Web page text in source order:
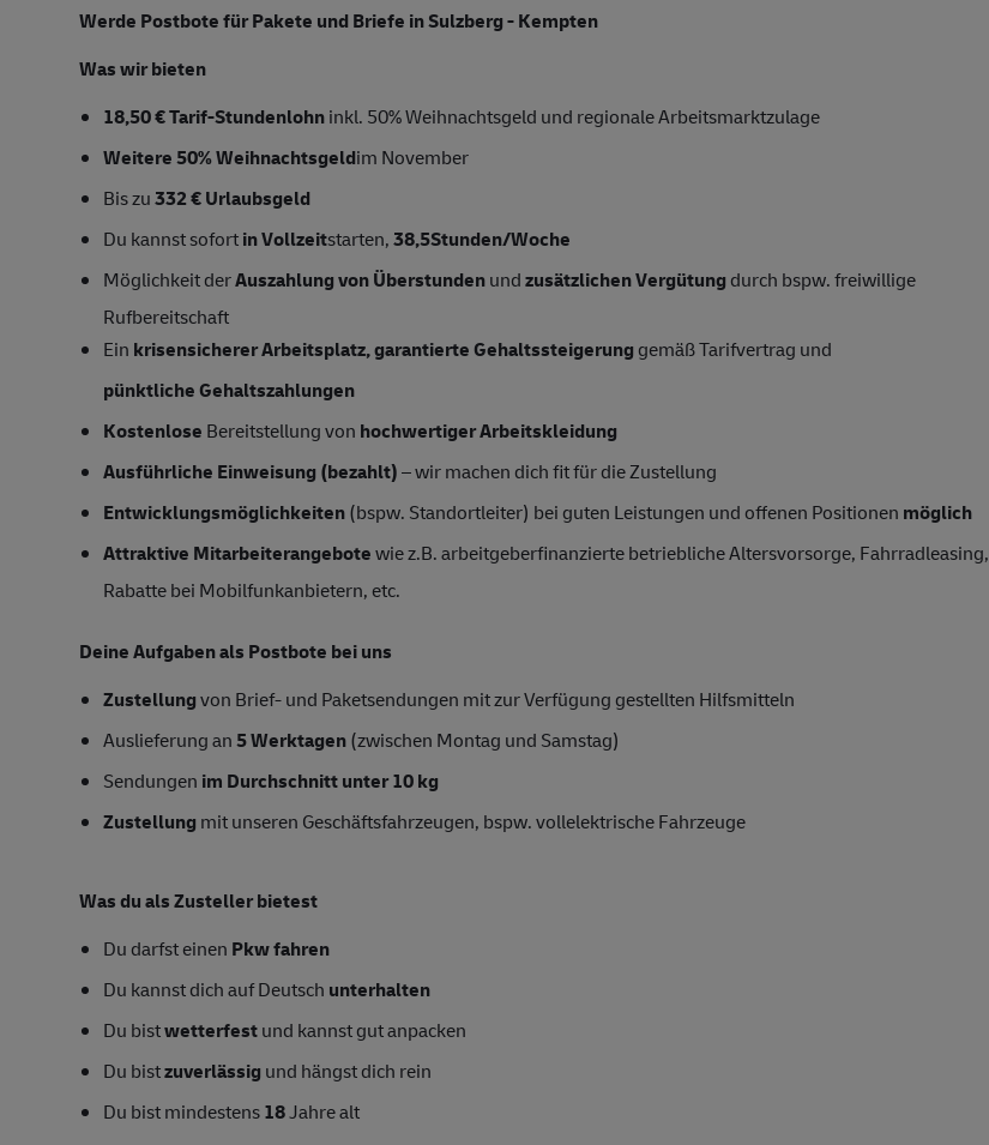
Werde Postbote für Pakete und Briefe in Sulzberg - Kempten
Was wir bieten
18,50 € Tarif-Stundenlohninkl. 50% Weihnachtsgeld und regionale Arbeitsmarktzulage
Weitere 50% Weihnachtsgeldim November
Bis zu332 € Urlaubsgeld
Du kannst sofortin Vollzeitstarten,38,5Stunden/Woche
Möglichkeit derAuszahlung von Überstundenundzusätzlichen Vergütung durch bspw. freiwillige
Rufbereitschaft
Ein krisensicherer Arbeitsplatz, garantierte Gehaltssteigerung gemäß Tarifvertrag und
pünktliche Gehaltszahlungen
Kostenlose Bereitstellung von hochwertiger Arbeitskleidung
Ausführliche Einweisung (bezahlt)– wir machen dich fit für die Zustellung
Entwicklungsmöglichkeiten(bspw. Standortleiter) bei guten Leistungen und offenen Positionen möglich
Attraktive Mitarbeiterangebotewie z.B. arbeitgeberfinanzierte betriebliche Altersvorsorge, Fahrradleasing,
Rabatte bei Mobilfunkanbietern, etc.
Deine Aufgaben als Postbote bei uns
Zustellungvon Brief- und Paketsendungen mit zur Verfügung gestellten Hilfsmitteln
Auslieferung an5 Werktagen(zwischen Montag und Samstag)
Sendungen im Durchschnitt unter 10 kg
Zustellung mit unseren Geschäftsfahrzeugen, bspw. vollelektrische Fahrzeuge
Was du als Zusteller bietest
Du darfst einen Pkw fahren
Du kannst dich auf Deutsch unterhalten
Du bistwetterfestund kannst gut anpacken
Du bistzuverlässig und hängst dich rein
Du bist mindestens18Jahre alt